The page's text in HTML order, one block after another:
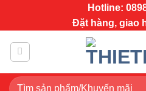
dung
Hotline:
Đặt hàng, giao
Tìm